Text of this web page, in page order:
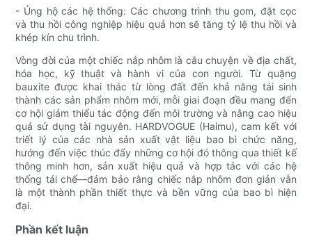
- Ủng hộ các hệ thống: Các chương trình thu gom, đặt cọc
và thu hồi công nghiệp hiệu quả hơn sẽ tăng tỷ lệ thu hồi và
khép kín chu trình.
Vòng đời của một chiếc nắp nhôm là câu chuyện về địa chất,
hóa học, kỹ thuật và hành vi của con người. Từ quặng
bauxite được khai thác từ lòng đất đến khả năng tái sinh
thành các sản phẩm nhôm mới, mỗi giai đoạn đều mang đến
cơ hội giảm thiểu tác động đến môi trường và nâng cao hiệu
quả sử dụng tài nguyên. HARDVOGUE (Haimu), cam kết với
triết lý của các nhà sản xuất vật liệu bao bì chức năng,
hướng đến việc thúc đẩy những cơ hội đó thông qua thiết kế
thông minh hơn, sản xuất hiệu quả và hợp tác với các hệ
thống tái chế—đảm bảo rằng chiếc nắp nhôm đơn giản vẫn
là một thành phần thiết thực và bền vững của bao bì hiện
đại.
Phần kết luận